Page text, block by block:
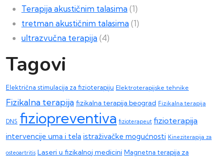
Terapija akustičnim talasima (1)
tretman akustičnim talasima (1)
ultrazvučna terapija (4)
Tagovi
Električna stimulacija za fizioterapiju Elektroterapijske tehnike
Fizikalna terapija fizikalna terapija beograd Fizikalna terapija
DNS fiziopreventiva fizioterapeut fizioterapija
intervencije uma i tela istraživačke mogućnosti Kineziterapija za
osteoartritis Laseri u fizikalnoj medicini Magnetna terapija za